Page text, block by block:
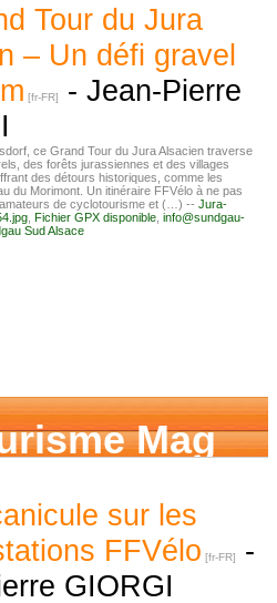
Tour du Jura
– Un défi gravel
- Jean-Pierre
ce Grand Tour du Jura Alsacien traverse
des forêts jurassiennes et des villages
des détours historiques, comme les
du Morimont. Un itinéraire FFVélo à ne pas
de cyclotourisme et (…) -- Jura-
Fichier GPX disponible info@sundgau-
Sud Alsace
Mag
sur les
FFVélo
-
GIORGI